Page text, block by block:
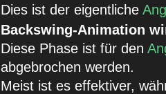
Dies ist der eigentliche
Backswing-Animation
Diese Phase ist für den
abgebrochen werden.
Meist ist es effektiver,